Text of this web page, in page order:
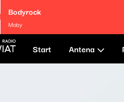
Bodyrock
Moby
Start Antena